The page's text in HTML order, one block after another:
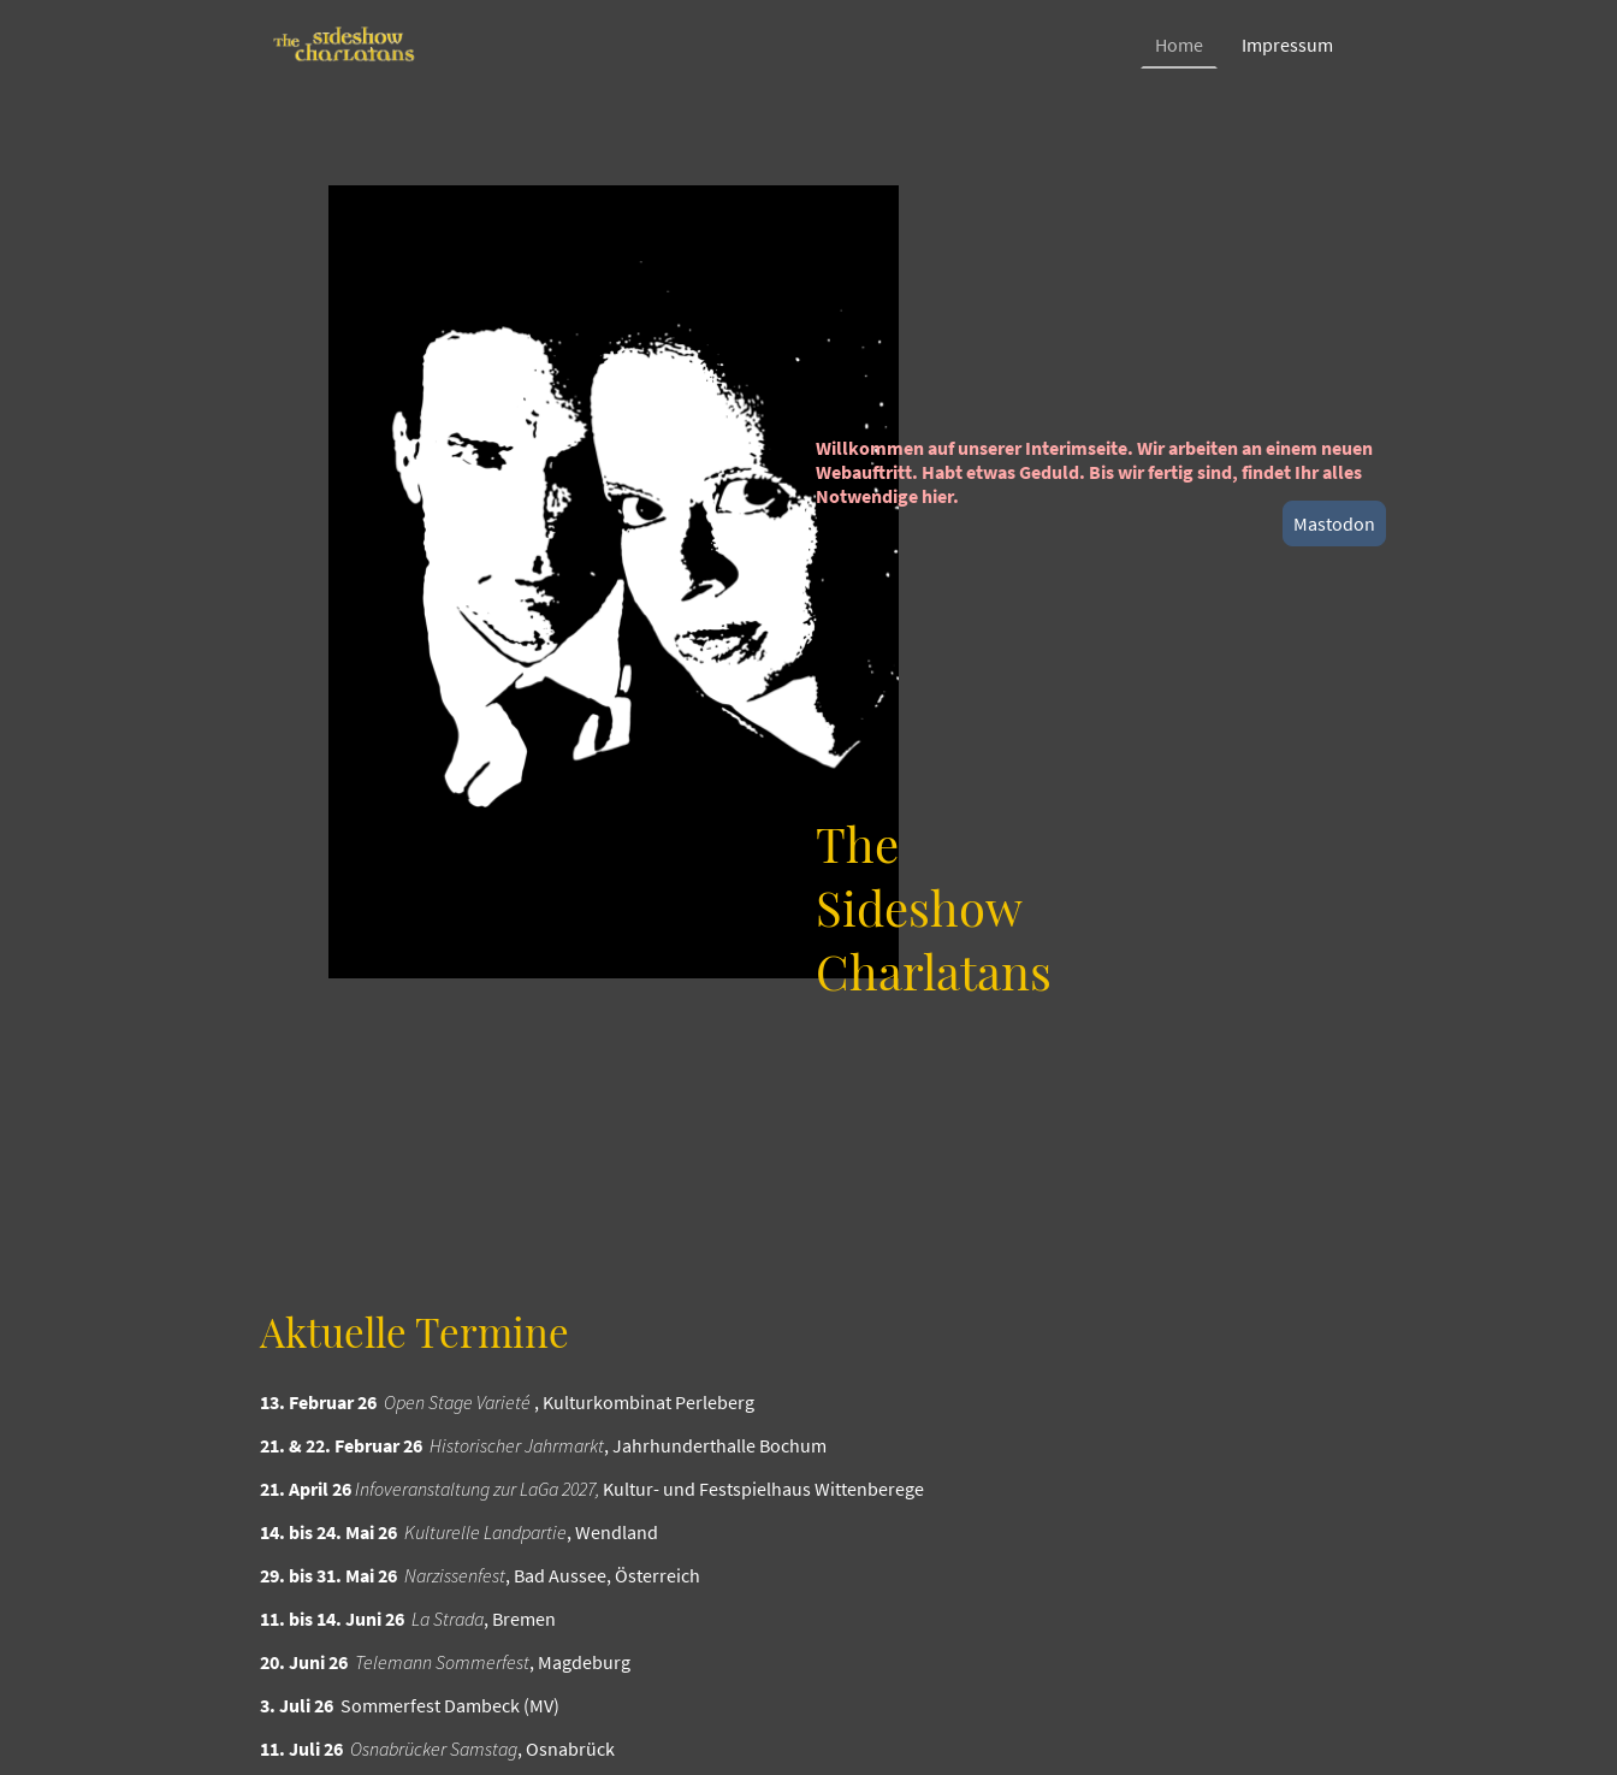
Home Impressum
The
Sideshow
Charlatans
Willkommen auf unserer Interimseite. Wir arbeiten an einem neuen
Webauftritt. Habt etwas Geduld. Bis wir fertig sind, findet Ihr alles
Notwendige hier.
Mastodon
Aktuelle Termine
13. Februar 26 Open Stage Varieté , Kulturkombinat Perleberg
21. & 22. Februar 26 Historischer Jahrmarkt, Jahrhunderthalle Bochum
21. April 26Infoveranstaltung zur LaGa 2027, Kultur- und Festspielhaus Wittenberege
14. bis 24. Mai 26 Kulturelle Landpartie, Wendland
29. bis 31. Mai 26 Narzissenfest, Bad Aussee, Österreich
11. bis 14. Juni 26 La Strada, Bremen
20. Juni 26 Telemann Sommerfest, Magdeburg
3. Juli 26 Sommerfest Dambeck (MV)
11. Juli 26 Osnabrücker Samstag, Osnabrück